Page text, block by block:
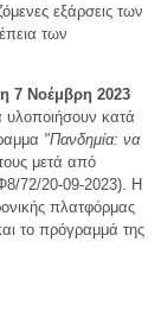
εξάρσεις των
των
7 Νοέμβρη 2023
υλοποιήσουν κατά
"Πανδημία: να
μετά από
72/20-09-2023). Η
πλατφόρμας
το πρόγραμμά της